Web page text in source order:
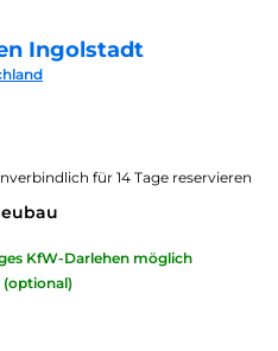
Ingolstadt
für 14 Tage reservieren
KfW-Darlehen möglich
(optional)